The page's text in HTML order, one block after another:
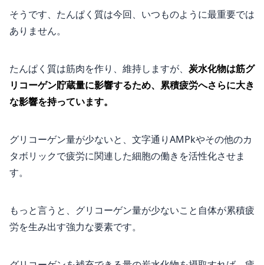
そうです、たんぱく質は今回、いつものように最重要では
ありません。
たんぱく質は筋肉を作り、維持しますが、 炭水化物は筋グ
リコーゲン貯蔵量に影響するため、累積疲労へさらに大き
な影響を持っています。
グリコーゲン量が少ないと、文字通りAMPkやその他のカ
タボリックで疲労に関連した細胞の働きを活性化させま
す。
もっと言うと、グリコーゲン量が少ないこと自体が累積疲
労を生み出す強力な要素です。